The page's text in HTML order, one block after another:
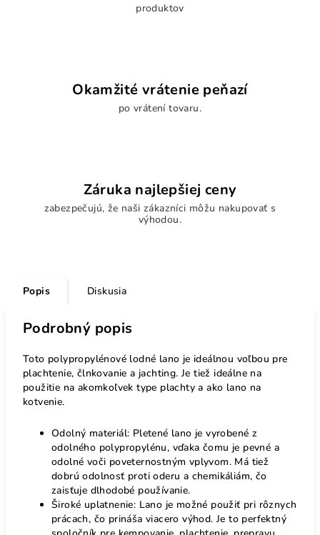
produktov
Okamžité vrátenie peňazí
po vrátení tovaru.
Záruka najlepšiej ceny
zabezpečujú, že naši zákazníci môžu nakupovať s
výhodou.
Popis Diskusia
Podrobný popis
Toto polypropylénové lodné lano je ideálnou voľbou pre
plachtenie, člnkovanie a jachting. Je tiež ideálne na
použitie na akomkoľvek type plachty a ako lano na
kotvenie.
Odolný materiál: Pletené lano je vyrobené z
odolného polypropylénu, vďaka čomu je pevné a
odolné voči poveternostným vplyvom. Má tiež
dobrú odolnosť proti oderu a chemikáliám, čo
zaisťuje dlhodobé používanie.
Široké uplatnenie: Lano je možné použiť pri rôznych
prácach, čo prináša viacero výhod. Je to perfektný